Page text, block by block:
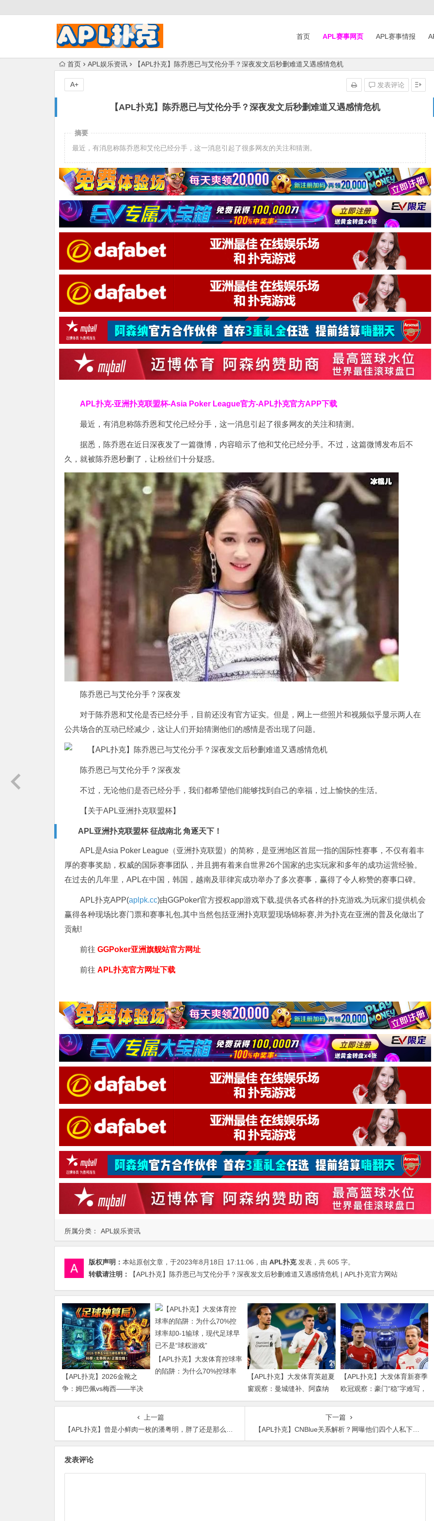
首页 APL赛事网页 APL赛事情报
首页 APL娱乐资讯 【APL扑克】陈乔恩已与艾伦分手？深夜发文后秒删难道又遇感情危机
【APL扑克】陈乔恩已与艾伦分手？深夜发文后秒删难道又遇感情危机
发表评论
A+
所属分类： APL娱乐资讯
摘要
最近，有消息称陈乔恩和艾伦已经分手，这一消息引起了很多网友的关注和猜测。
APL扑克-亚洲扑克联盟杯-Asia Poker League官方-APL扑克官方APP下载
最近，有消息称陈乔恩和艾伦已经分手，这一消息引起了很多网友的关注和猜测。
据悉，陈乔恩在近日深夜发了一篇微博，内容暗示了他和艾伦已经分手。不过，这篇微博发布后不
久，就被陈乔恩秒删了，让粉丝们十分疑惑。
陈乔恩已与艾伦分手？深夜发
对于陈乔恩和艾伦是否已经分手，目前还没有官方证实。但是，网上一些照片和视频似乎显示两人在
公共场合的互动已经减少，这让人们开始猜测他们的感情是否出现了问题。
陈乔恩已与艾伦分手？深夜发
不过，无论他们是否已经分手，我们都希望他们能够找到自己的幸福，过上愉快的生活。
【关于APL亚洲扑克联盟杯】
APL亚洲扑克联盟杯 征战南北 角逐天下！
APL是Asia Poker League（亚洲扑克联盟）的简称，是亚洲地区首屈一指的国际性赛事，不仅有着丰
厚的赛事奖励，权威的国际赛事团队，并且拥有着来自世界26个国家的忠实玩家和多年的成功运营经验。
在过去的几年里，APL在中国，韩国，越南及菲律宾成功举办了多次赛事，赢得了令人称赞的赛事口碑。
APL扑克APP(aplpk.cc)由GGPoker官方授权app游戏下载,提供各式各样的扑克游戏,为玩家们提供机会
赢得各种现场比赛门票和赛事礼包,其中当然包括亚洲扑克联盟现场锦标赛,并为扑克在亚洲的普及化做出了
贡献!
前往 GGPoker亚洲旗舰站官方网址
前往 APL扑克官方网址下载
版权声明： 本站原创文章，于2023年8月18日 17:11:06 ，由 APL扑克发表，共 605 字。
转载请注明：
【APL扑克】陈乔恩已与艾伦分手？深夜发文后秒删难道又遇感情危机 | APL扑克官方网站
【APL扑克】2026金靴之
争：姆巴佩vs梅西——半决
赛前的“双雄会”，这可能是世
【APL扑克】大发体育控球率
的陷阱：为什么70%控球率
【APL扑克】大发体育英超夏
窗观察：曼城缝补、阿森纳
拼图、红军重建、曼联破局
【APL扑克】大发体育新赛季
欧冠观察：豪门“稳”字难写，
瑞士轮赛制让每一场都变成
生死
上一篇
【APL扑克】曾是小鲜肉一枚的潘粤明，胖了还是那么帅气
下一篇
【APL扑克】CNBlue关系解析？网曝他们四个人私下关系不好
发表评论